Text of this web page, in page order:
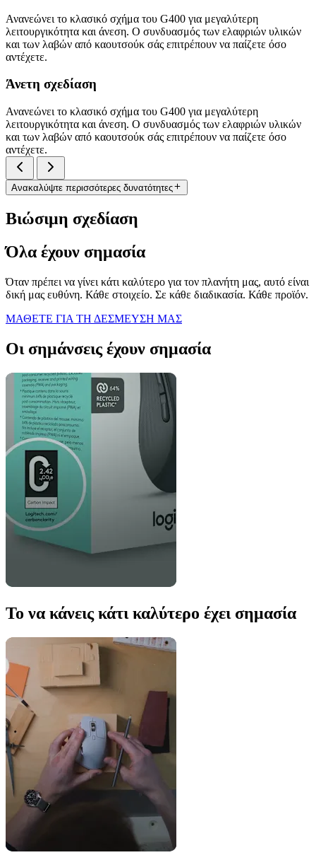
Ανανεώνει το κλασικό σχήμα του G400 για μεγαλύτερη
λειτουργικότητα και άνεση. Ο συνδυασμός των ελαφριών υλικών
και των λαβών από καουτσούκ σάς επιτρέπουν να παίζετε όσο
αντέχετε.
Άνετη σχεδίαση
Ανανεώνει το κλασικό σχήμα του G400 για μεγαλύτερη
λειτουργικότητα και άνεση. Ο συνδυασμός των ελαφριών υλικών
και των λαβών από καουτσούκ σάς επιτρέπουν να παίζετε όσο
αντέχετε.
Ανακαλύψτε περισσότερες δυνατότητες
Βιώσιμη σχεδίαση
Όλα έχουν σημασία
Όταν πρέπει να γίνει κάτι καλύτερο για τον πλανήτη μας, αυτό είναι
δική μας ευθύνη. Κάθε στοιχείο. Σε κάθε διαδικασία. Κάθε προϊόν.
ΜΑΘΕΤΕ ΓΙΑ ΤΗ ΔΕΣΜΕΥΣΗ ΜΑΣ
Οι σημάνσεις έχουν σημασία
Το να κάνεις κάτι καλύτερο έχει σημασία